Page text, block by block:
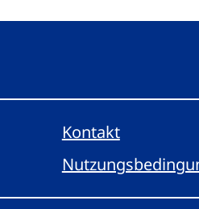
Kontakt